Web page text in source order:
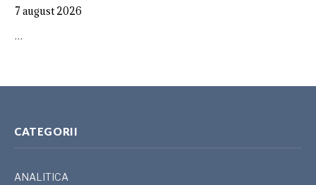
7 august 2026
…
CATEGORII
ANALITICA